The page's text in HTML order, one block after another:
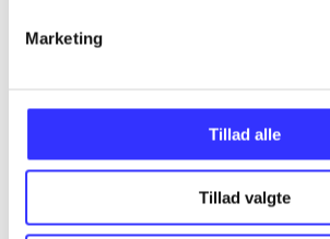
Marketing
Tillad alle
Tillad valgte
...